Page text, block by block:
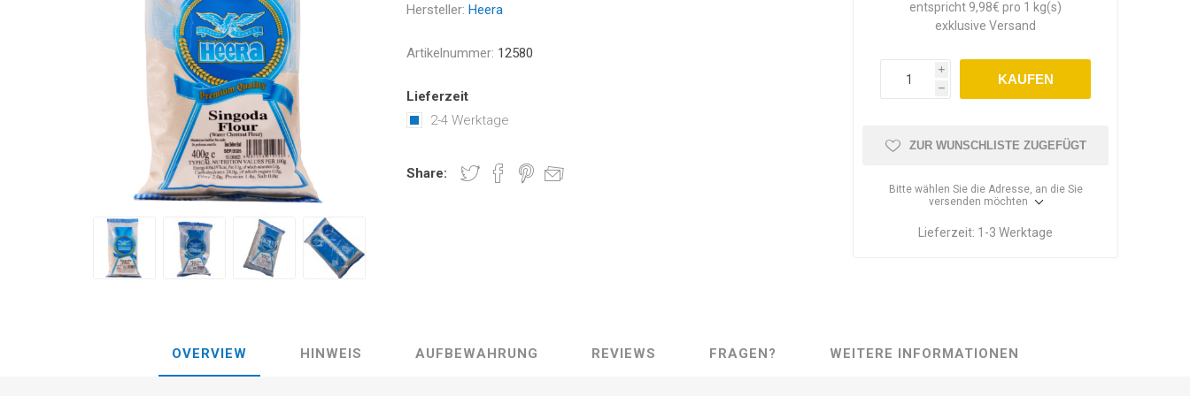
Hersteller: Heera
Artikelnummer: 12580
Lieferzeit
2-4 Werktage
Share:
entspricht 9,98€ pro 1 kg(s)
exklusiveVersand
i
h
KAUFEN
ZUR WUNSCHLISTE ZUGEFÜGT
Bitte wählen Sie die Adresse, an die Sie
versenden möchten
Lieferzeit: 1-3 Werktage
OVERVIEW HINWEIS AUFBEWAHRUNG REVIEWS FRAGEN? WEITERE INFORMATIONEN